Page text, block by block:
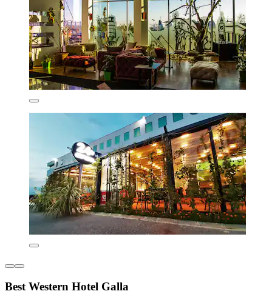
Best Western Hotel Galla